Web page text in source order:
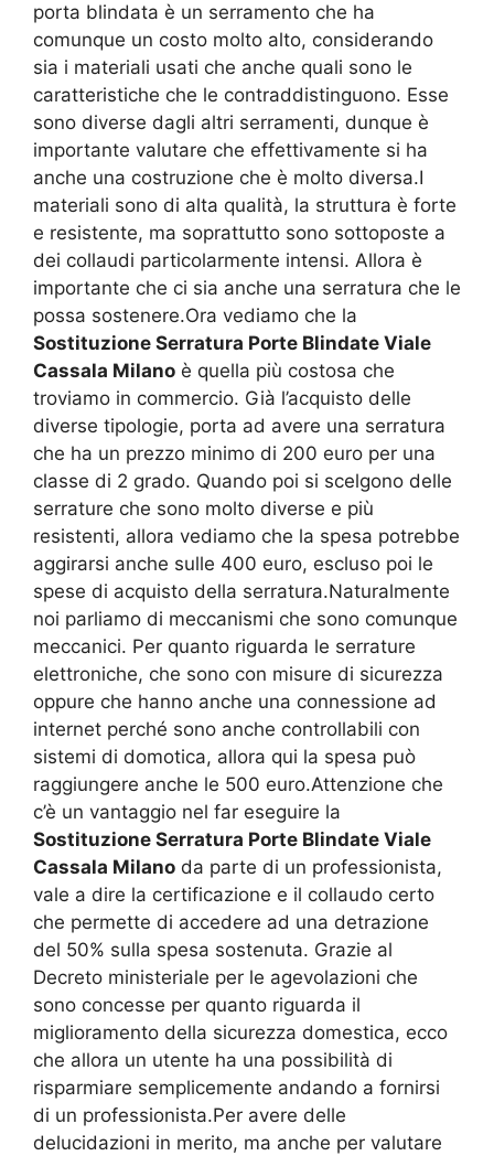
porta blindata è un serramento che ha
comunque un costo molto alto, considerando
sia i materiali usati che anche quali sono le
caratteristiche che le contraddistinguono. Esse
sono diverse dagli altri serramenti, dunque è
importante valutare che effettivamente si ha
anche una costruzione che è molto diversa.I
materiali sono di alta qualità, la struttura è forte
e resistente, ma soprattutto sono sottoposte a
dei collaudi particolarmente intensi. Allora è
importante che ci sia anche una serratura che le
possa sostenere.Ora vediamo che la
Sostituzione Serratura Porte Blindate Viale
Cassala Milano è quella più costosa che
troviamo in commercio. Già l’acquisto delle
diverse tipologie, porta ad avere una serratura
che ha un prezzo minimo di 200 euro per una
classe di 2 grado. Quando poi si scelgono delle
serrature che sono molto diverse e più
resistenti, allora vediamo che la spesa potrebbe
aggirarsi anche sulle 400 euro, escluso poi le
spese di acquisto della serratura.Naturalmente
noi parliamo di meccanismi che sono comunque
meccanici. Per quanto riguarda le serrature
elettroniche, che sono con misure di sicurezza
oppure che hanno anche una connessione ad
internet perché sono anche controllabili con
sistemi di domotica, allora qui la spesa può
raggiungere anche le 500 euro.Attenzione che
c’è un vantaggio nel far eseguire la
Sostituzione Serratura Porte Blindate Viale
Cassala Milano da parte di un professionista,
vale a dire la certificazione e il collaudo certo
che permette di accedere ad una detrazione
del 50% sulla spesa sostenuta. Grazie al
Decreto ministeriale per le agevolazioni che
sono concesse per quanto riguarda il
miglioramento della sicurezza domestica, ecco
che allora un utente ha una possibilità di
risparmiare semplicemente andando a fornirsi
di un professionista.Per avere delle
delucidazioni in merito, ma anche per valutare